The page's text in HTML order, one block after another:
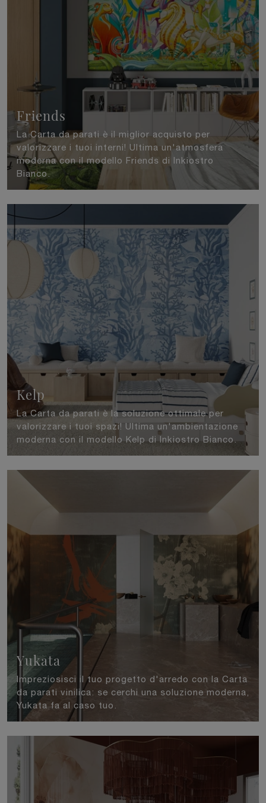
Friends
La Carta da parati è il miglior acquisto per
valorizzare i tuoi interni! Ultima un'atmosfera
moderna con il modello Friends di Inkiostro
Bianco.
Kelp
La Carta da parati è la soluzione ottimale per
valorizzare i tuoi spazi! Ultima un'ambientazione
moderna con il modello Kelp di Inkiostro Bianco.
Yukata
Impreziosisci il tuo progetto d'arredo con la Carta
da parati vinilica: se cerchi una soluzione moderna,
Yukata fa al caso tuo.